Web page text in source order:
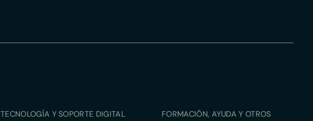
TECNOLOGÍA Y SOPORTE DIGITAL
FORMACIÓN, AYUDA Y OTROS